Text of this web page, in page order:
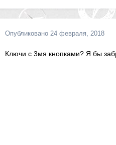
Опубликовано 24 февраля, 2018
Ключи с 3мя кнопками? Я бы